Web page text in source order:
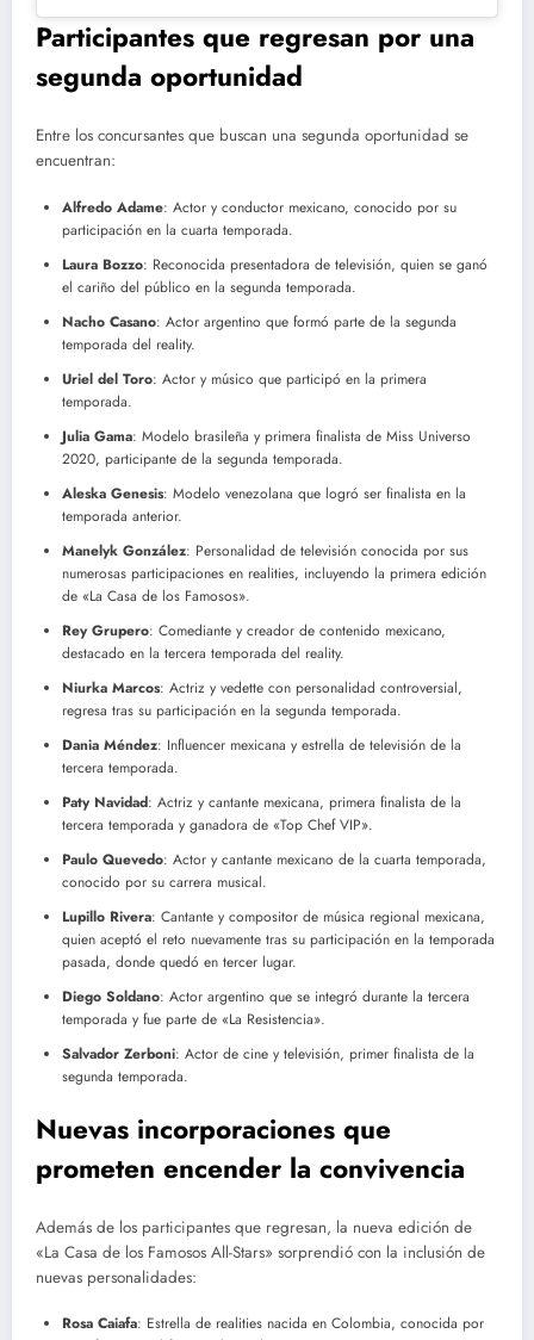
Participantes que regresan por una
segunda oportunidad
Entre los concursantes que buscan una segunda oportunidad se
encuentran:
Alfredo Adame: Actor y conductor mexicano, conocido por su
participación en la cuarta temporada.
Laura Bozzo: Reconocida presentadora de televisión, quien se ganó
el cariño del público en la segunda temporada.
Nacho Casano: Actor argentino que formó parte de la segunda
temporada del reality.
Uriel del Toro: Actor y músico que participó en la primera
temporada.
Julia Gama: Modelo brasileña y primera finalista de Miss Universo
2020, participante de la segunda temporada.
Aleska Genesis: Modelo venezolana que logró ser finalista en la
temporada anterior.
Manelyk González: Personalidad de televisión conocida por sus
numerosas participaciones en realities, incluyendo la primera edición
de «La Casa de los Famosos».
Rey Grupero: Comediante y creador de contenido mexicano,
destacado en la tercera temporada del reality.
Niurka Marcos: Actriz y vedette con personalidad controversial,
regresa tras su participación en la segunda temporada.
Dania Méndez: Influencer mexicana y estrella de televisión de la
tercera temporada.
Paty Navidad: Actriz y cantante mexicana, primera finalista de la
tercera temporada y ganadora de «Top Chef VIP».
Paulo Quevedo: Actor y cantante mexicano de la cuarta temporada,
conocido por su carrera musical.
Lupillo Rivera: Cantante y compositor de música regional mexicana,
quien aceptó el reto nuevamente tras su participación en la temporada
pasada, donde quedó en tercer lugar.
Diego Soldano: Actor argentino que se integró durante la tercera
temporada y fue parte de «La Resistencia».
Salvador Zerboni: Actor de cine y televisión, primer finalista de la
segunda temporada.
Nuevas incorporaciones que
prometen encender la convivencia
Además de los participantes que regresan, la nueva edición de
«La Casa de los Famosos All-Stars» sorprendió con la inclusión de
nuevas personalidades:
Rosa Caiafa: Estrella de realities nacida en Colombia, conocida por